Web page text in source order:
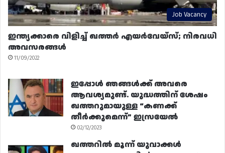
Job Vacancy
ഇന്ത്യക്കാരെ വിളിച്ച് ഖത്തർ എയർവേയ്‌സ്; നിരവധി
അവസരങ്ങൾ
11/09/2022
ഇപ്പോൾ ഞങ്ങൾക്ക് അവരെ
ആവശ്യമുണ്ട്. യുദ്ധത്തിന് ശേഷം
ഖത്തറുമായുള്ള “കണക്ക്
തീർക്കുമെന്ന്” ഇസ്രയേൽ
02/12/2023
ഖത്തറിൽ മൂന്ന് യുവാക്കൾ